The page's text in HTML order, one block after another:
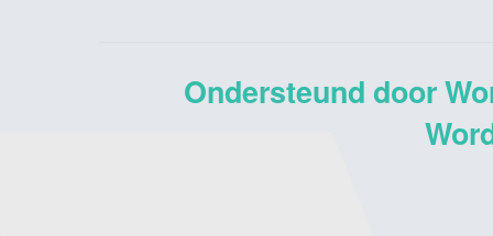
Ondersteund door